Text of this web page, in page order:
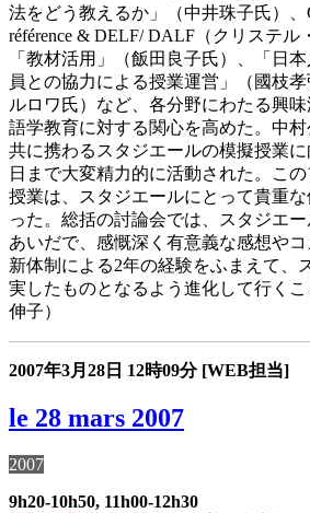
法をどう教えるか」（中井珠子氏）、
référence & DELF/ DALF（クリステル
「教材活用」（飯田良子氏）、「日
員との協力による授業運営」（國枝
ルロワ氏）など、各分野にわたる興
語学教育に対する関心を高めた。中
共に携わるスタジエールの模擬授業
日まで大変精力的に活動された。こ
授業は、スタジエールにとって貴重
った。総括の討論会では、スタジエ
あいだで、感慨深く有意義な感想やコ
新体制による2年の経験をふまえて、
実したものとなるよう進化して行く
伸子）
2007年3月28日 12時09分 [WEB担当]
le 28 mars 2007
2007
9h20-10h50, 11h00-12h30